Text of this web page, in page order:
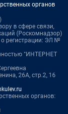
органов
в сфере связи,
(Роскомнадзор)
регистрации: ЭЛ №
"ИНТЕРНЕТ
26А, стр.2, 16
органов: